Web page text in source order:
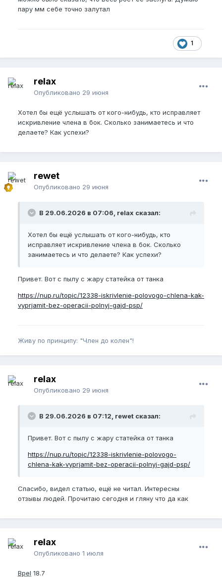
пару мм себе точно залутал
1
relax
Опубликовано 29 июня
Хотел бы ещё услышать от кого-нибудь, кто исправляет
искривление члена в бок. Сколько занимаетесь и что
делаете? Как успехи?
rewet
Опубликовано 29 июня
В 29.06.2026 в 07:06, relax сказал:
Хотел бы ещё услышать от кого-нибудь, кто
исправляет искривление члена в бок. Сколько
занимаетесь и что делаете? Как успехи?
Привет. Вот с пылу с жару статейка от танка
https://nup.ru/topic/12338-iskrivlenie-polovogo-chlena-kak-
vyprjamit-bez-operacii-polnyj-gajd-psp/
Живу по принципу: "Член до колен"!
relax
Опубликовано 29 июня
В 29.06.2026 в 07:12, rewet сказал:
Привет. Вот с пылу с жару статейка от танка
https://nup.ru/topic/12338-iskrivlenie-polovogo-
chlena-kak-vyprjamit-bez-operacii-polnyj-gajd-psp/
Спасибо, видел статью, ещё не читал. Интересны
отзывы людей. Прочитаю сегодня и гляну что да как
relax
Опубликовано 1 июля
Bpel 18.7